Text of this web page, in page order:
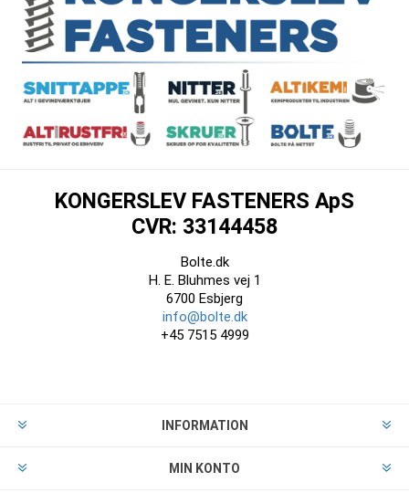
KONGERSLEV FASTENERS ApS
CVR: 33144458
Bolte.dk
H. E. Bluhmes vej 1
6700 Esbjerg
info@bolte.dk
+45 7515 4999
INFORMATION
MIN KONTO